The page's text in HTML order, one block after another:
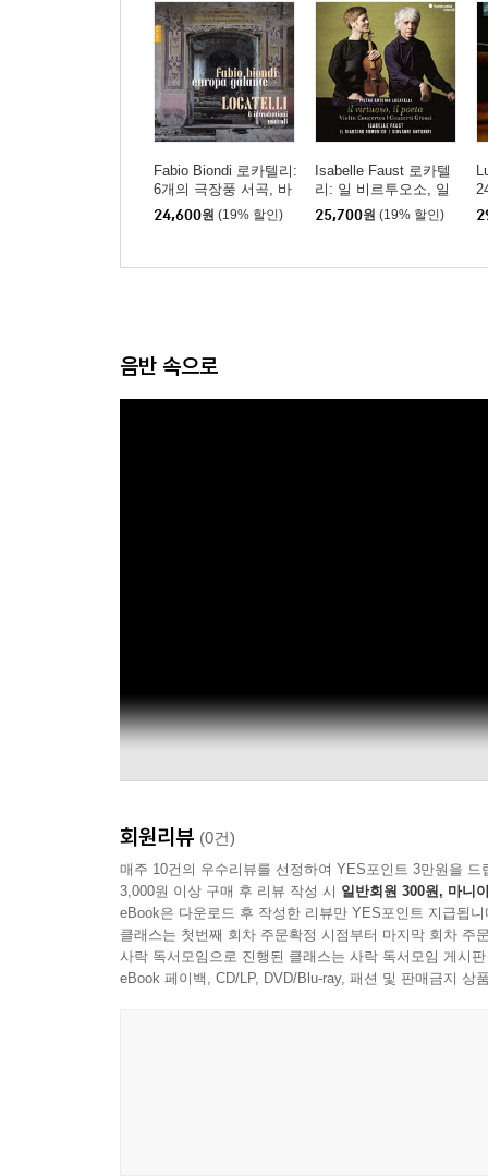
Fabio Biondi 로카텔리:
6개의 극장풍 서곡, 바
이올린 협주곡 A장조
(Locatelli: 6 Introduttio
violino e archi)
24,600원 (19% 할인)
Isabelle Faust 로카텔
리: 일 비르투오소, 일
포에타 (Locatelli:l Virtu
oso, Il Poeta)
25,700원 (19% 할인)
음반 속으로
회원리뷰 (0건)
매주 10건의 우수리뷰를 선정하여 YES포인트 3만원을 드
3,000원 이상 구매 후 리뷰 작성 시 일반회원 300원, 마니
eBook은 다운로드 후 작성한 리뷰만 YES포인트 지급됩니
클래스는 첫번째 회차 주문확정 시점부터 마지막 회차 주
사락 독서모임으로 진행된 클래스는 사락 독서모임 게시
eBook 페이백, CD/LP, DVD/Blu-ray, 패션 및 판매금지 상